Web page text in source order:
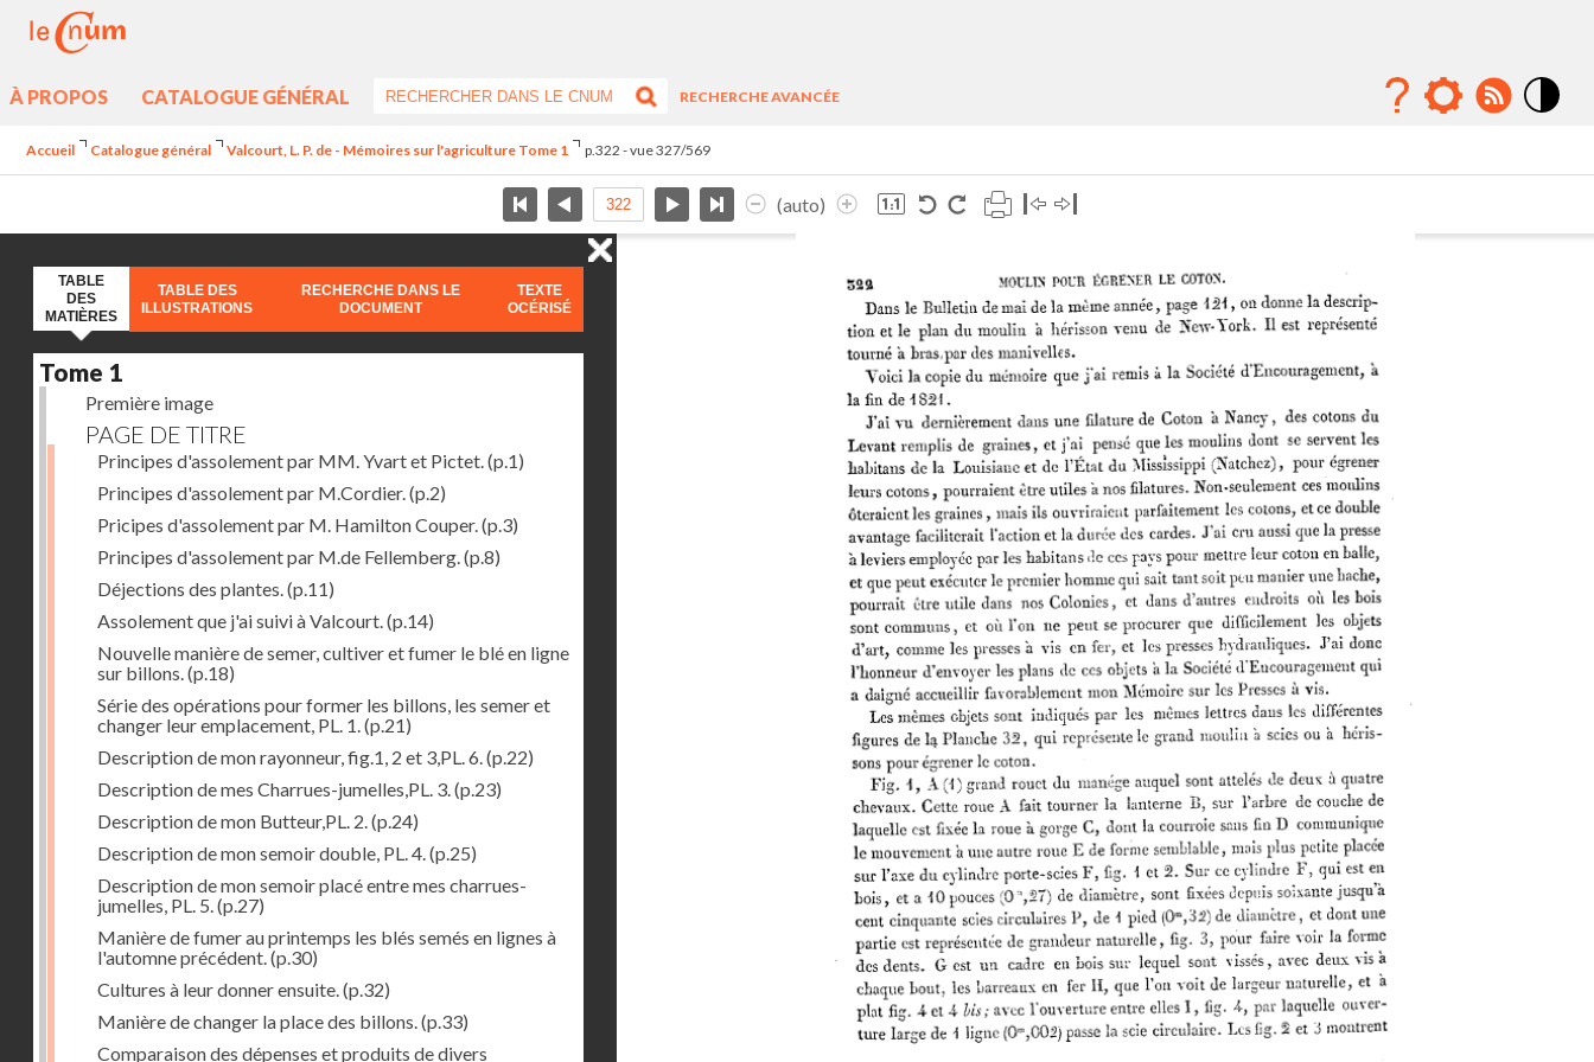
À PROPOS CATALOGUE GÉNÉRAL
RECHERCHE AVANCÉE
Accueil Catalogue général Valcourt, L. P. de - Mémoires sur l'agriculture Tome 1 p.322 - vue 327/569
(auto)
TABLE
DES
MATIÈRES
TABLE DES
ILLUSTRATIONS
RECHERCHE DANS LE
DOCUMENT
TEXTE
OCÉRISÉ
Tome 1
Première image
PAGE DE TITRE
Principes d'assolement par MM. Yvart et Pictet.(p.1)
Principes d'assolement par M.Cordier.(p.2)
Pricipes d'assolement par M. Hamilton Couper.(p.3)
Principes d'assolement par M.de Fellemberg.(p.8)
Déjections des plantes.(p.11)
Assolement que j'ai suivi à Valcourt.(p.14)
Nouvelle manière de semer, cultiver et fumer le blé en ligne
sur billons.(p.18)
Série des opérations pour former les billons, les semer et
changer leur emplacement, PL. 1.(p.21)
Description de mon rayonneur, fig.1, 2 et 3,PL. 6.(p.22)
Description de mes Charrues-jumelles,PL. 3.(p.23)
Description de mon Butteur,PL. 2.(p.24)
Description de mon semoir double, PL. 4.(p.25)
Description de mon semoir placé entre mes charrues-
jumelles, PL. 5.(p.27)
Manière de fumer au printemps les blés semés en lignes à
l'automne précédent.(p.30)
Cultures à leur donner ensuite.(p.32)
Manière de changer la place des billons.(p.33)
Comparaison des dépenses et produits de divers